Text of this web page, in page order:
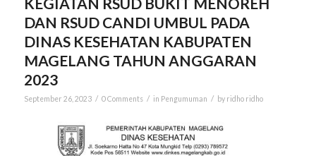
DAN RSUD CANDI UMBUL PADA
DINAS KESEHATAN KABUPATEN
MAGELANG TAHUN ANGGARAN
2023
September 26, 2023 / 0 Comments / in Pengumuman / by ridho ridho